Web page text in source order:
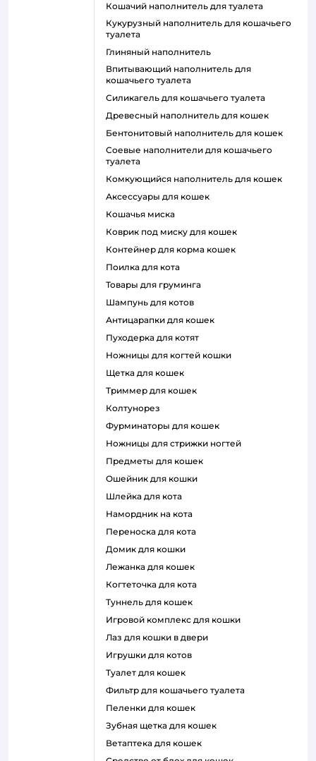
кошачий наполнитель для туалета
кукурузный наполнитель для кошачьего
туалета
глиняный наполнитель
впитывающий наполнитель для
кошачьего туалета
силикагель для кошачьего туалета
древесный наполнитель для кошек
бентонитовый наполнитель для кошек
соевые наполнители для кошачьего
туалета
комкующийся наполнитель для кошек
аксессуары для кошек
кошачья миска
коврик под миску для кошек
контейнер для корма кошек
поилка для кота
товары для груминга
шампунь для котов
антицарапки для кошек
пуходерка для котят
ножницы для когтей кошки
щетка для кошек
триммер для кошек
колтунорез
фурминаторы для кошек
ножницы для стрижки ногтей
предметы для кошек
ошейник для кошки
шлейка для кота
намордник на кота
переноска для кота
домик для кошки
лежанка для кошек
когтеточка для кота
туннель для кошек
игровой комплекс для кошки
лаз для кошки в двери
игрушки для котов
туалет для кошек
фильтр для кошачьего туалета
пеленки для кошек
зубная щетка для кошек
ветаптека для кошек